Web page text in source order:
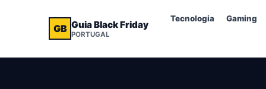
GB Guia Black Friday
PORTUGAL
Tecnologia Gaming